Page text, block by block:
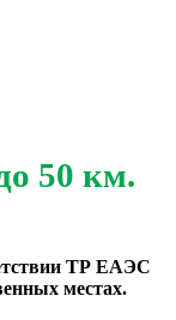
50 км.
ТР ЕАЭС
местах.